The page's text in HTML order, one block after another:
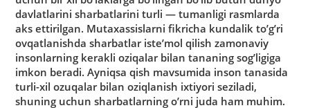
davlatlarini sharbatlarini turli — tumanligi rasmlarda
aks ettirilgan. Mutaxassislarni fikricha kundalik to’g’ri
ovqatlanishda sharbatlar iste’mol qilish zamonaviy
insonlarning kerakli oziqalar bilan tananing sog’ligiga
imkon beradi. Ayniqsa qish mavsumida inson tanasida
turli-xil ozuqalar bilan oziqlanish ixtiyori seziladi,
shuning uchun sharbatlarning o’rni juda ham muhim.